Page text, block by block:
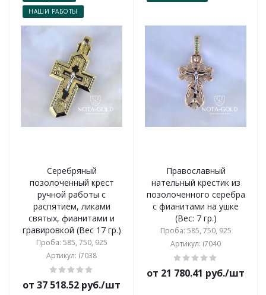
НАШИ РАБОТЫ
Серебряный
позолоченный крест
ручной работы с
распятием, ликами
святых, фианитами и
гравировкой (Вес 17 гр.)
Проба: 585, 750, 925
Артикул: i7038
от 37 518.52 руб./шт
Православный
нательный крестик из
позолоченного серебра
с фианитами на ушке
(Вес: 7 гр.)
Проба: 585, 750, 925
Артикул: i7040
от 21 780.41 руб./шт